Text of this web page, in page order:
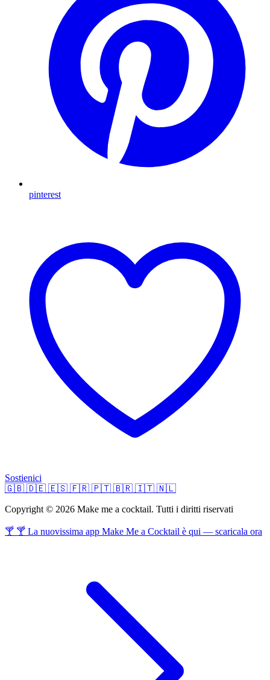
pinterest
Sostienici
🇬🇧 🇩🇪 🇪🇸 🇫🇷 🇵🇹 🇧🇷 🇮🇹 🇳🇱
Copyright © 2026 Make me a cocktail. Tutti i diritti riservati
🍸 🍸 La nuovissima app Make Me a Cocktail è qui — scaricala ora